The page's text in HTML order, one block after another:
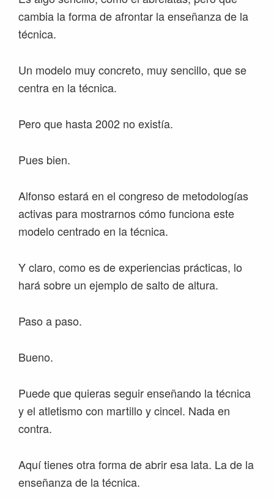
cambia la forma de afrontar la enseñanza de la
técnica.
Un modelo muy concreto, muy sencillo, que se
centra en la técnica.
Pero que hasta 2002 no existía.
Pues bien.
Alfonso estará en el congreso de metodologías
activas para mostrarnos cómo funciona este
modelo centrado en la técnica.
Y claro, como es de experiencias prácticas, lo
hará sobre un ejemplo de salto de altura.
Paso a paso.
Bueno.
Puede que quieras seguir enseñando la técnica
y el atletismo con martillo y cincel. Nada en
contra.
Aquí tienes otra forma de abrir esa lata. La de la
enseñanza de la técnica.